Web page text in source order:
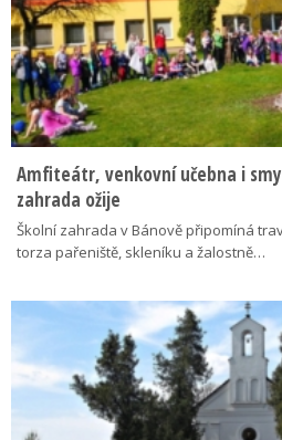
Amfiteátr, venkovní učebna i
zahrada ožije
Školní zahrada v Bánově připomíná
torza pařeniště, skleníku a žalostně…